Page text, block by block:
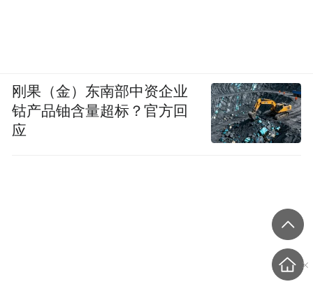
刚果（金）东南部中资企业
钴产品铀含量超标？官方回
应